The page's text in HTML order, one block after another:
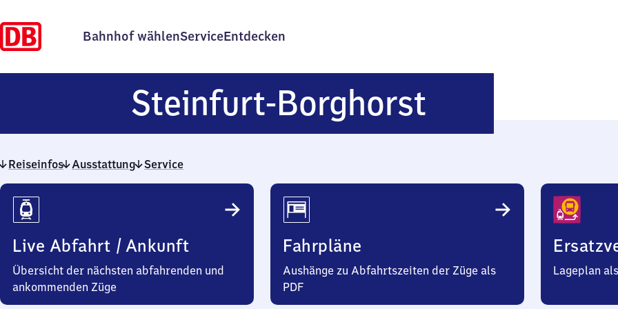
Bahnhof wählenServiceEntdecken
Steinfurt-Borghorst
Borghorst
Reiseinfos Ausstattung Service
Reiseinfos
Live Abfahrt / Ankunft
Übersicht der nächsten abfahrenden und
ankommenden Züge
Fahrpläne
Aushänge zu Abfahrtszeiten der Züge als
PDF
Lageplan